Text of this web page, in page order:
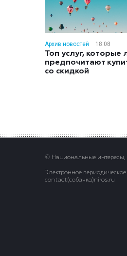
Архив новостей 18:08
Топ услуг, которые
предпочитают
со скидкой
© Национальные
Электронное
contact(сoбaчка)niros.ru